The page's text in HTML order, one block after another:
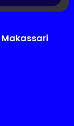
Makassari